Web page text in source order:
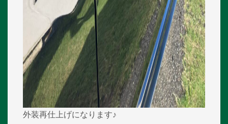
外装再仕上げになります♪